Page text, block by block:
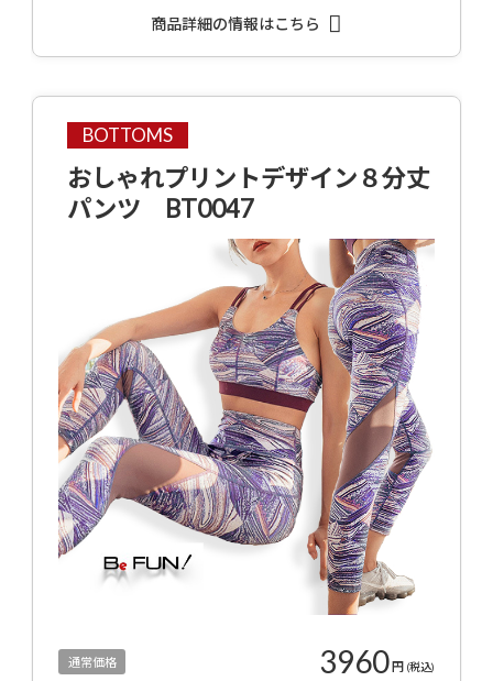
商品詳細の情報はこちら
BOTTOMS
おしゃれプリントデザイン８分丈
パンツ BT0047
通常価格 3960 円 (税込)